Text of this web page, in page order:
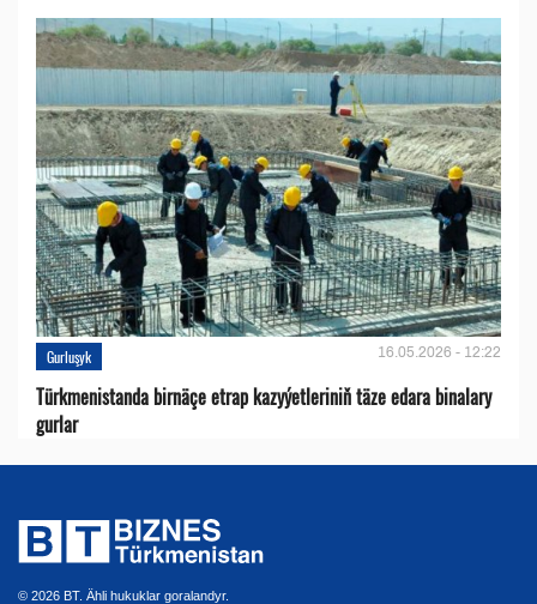
Gurluşyk 16.05.2026 - 12:22
Türkmenistanda birnäçe etrap kazyýetleriniň täze edara binalary
gurlar
© 2026 BT. Ähli hukuklar goralandyr.